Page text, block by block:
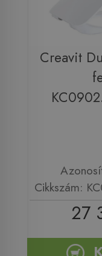
Creavit
Cikkszám:
27